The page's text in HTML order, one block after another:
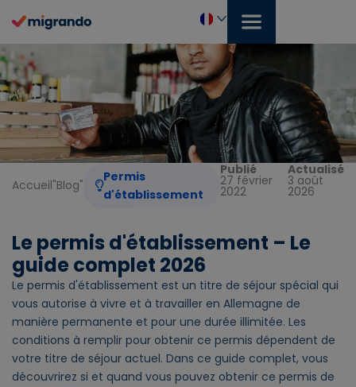
au
contenu
Français
Accueil"Blog"
Permis
d'établissement
Publié
27 février
2022
Actualisé
3 août
2026
Le permis d'établissement – Le
guide complet 2026
Le permis d'établissement est un titre de séjour spécial qui
vous autorise à vivre et à travailler en Allemagne de
manière permanente et pour une durée illimitée. Les
conditions à remplir pour obtenir ce permis dépendent de
votre titre de séjour actuel. Dans ce guide complet, vous
découvrirez si et quand vous pouvez obtenir ce permis de